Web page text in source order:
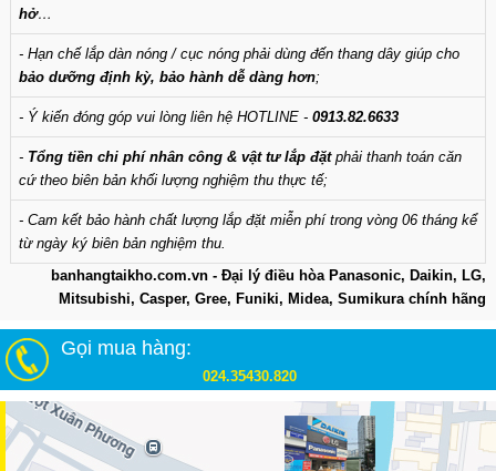
hở…
- Hạn chế lắp dàn nóng / cục nóng phải dùng đến thang dây giúp cho
bảo dưỡng định kỳ, bảo hành dễ dàng hơn;
- Ý kiến đóng góp vui lòng liên hệ HOTLINE - 0913.82.6633
- Tổng tiền chi phí nhân công & vật tư lắp đặtphải thanh toán căn
cứ theo biên bản khối lượng nghiệm thu thực tế;
- Cam kết bảo hành chất lượng lắp đặt miễn phí trong vòng 06 tháng kể
từ ngày ký biên bản nghiệm thu.
banhangtaikho.com.vn - Đại lý điều hòa Panasonic, Daikin, LG,
Mitsubishi, Casper, Gree, Funiki, Midea, Sumikura chính hãng
Gọi mua hàng:
024.35430.820